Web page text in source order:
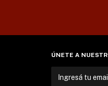
ÚNETE A